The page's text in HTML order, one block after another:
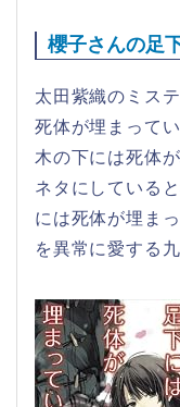
櫻子さんの足
太田紫織のミス
死体が埋まって
木の下には死体
ネタにしている
には死体が埋ま
を異常に愛する